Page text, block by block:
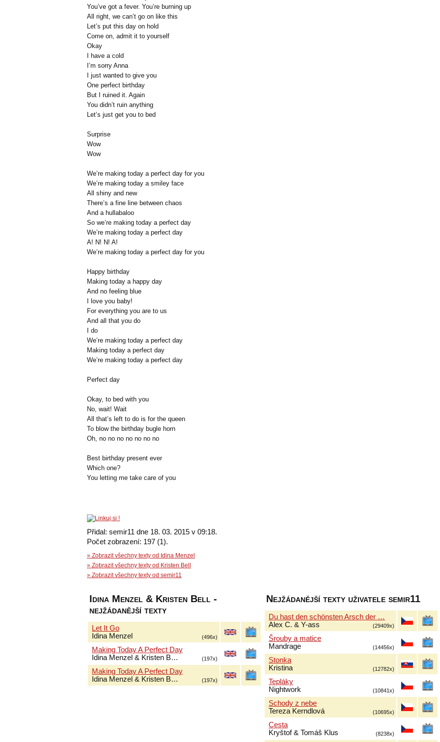
You’ve got a fever. You’re burning up
All right, we can’t go on like this
Let’s put this day on hold
Come on, admit it to yourself
Okay
I have a cold
I’m sorry Anna
I just wanted to give you
One perfect birthday
But I ruined it. Again
You didn’t ruin anything
Let’s just get you to bed
Surprise
Wow
Wow
We’re making today a perfect day for you
We’re making today a smiley face
All shiny and new
There’s a fine line between chaos
And a hullabaloo
So we’re making today a perfect day
We’re making today a perfect day
A! N! N! A!
We’re making today a perfect day for you
Happy birthday
Making today a happy day
And no feeling blue
I love you baby!
For everything you are to us
And all that you do
I do
We’re making today a perfect day
Making today a perfect day
We’re making today a perfect day
Perfect day
Okay, to bed with you
No, wait! Wait
All that’s left to do is for the queen
To blow the birthday bugle horn
Oh, no no no no no no no
Best birthday present ever
Which one?
You letting me take care of you
Přidal: semir11 dne 18. 03. 2015 v 09:18.
Počet zobrazení: 197 (1).
» Zobrazit všechny texty od Idina Menzel
» Zobrazit všechny texty od Kristen Bell
» Zobrazit všechny texty od semir11
Idina Menzel & Kristen Bell -
nejžádanější texty
Let It Go
Idina Menzel
(496x)
Making Today A Perfect Day
Idina Menzel & Kristen B…
(197x)
Making Today A Perfect Day
Idina Menzel & Kristen B…
(197x)
Nejžádanější texty uživatele semir11
Du hast den schönsten Arsch der …
Alex C. & Y-ass
(29409x)
Šrouby a matice
Mandrage
(14456x)
Stonka
Kristina
(12782x)
Tepláky
Nightwork
(10841x)
Schody z nebe
Tereza Kerndlová
(10695x)
Cesta
Kryštof & Tomáš Klus
(8238x)